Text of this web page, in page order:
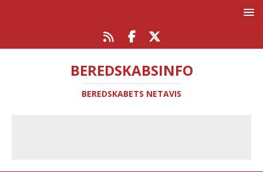
BEREDSKABSINFO
BEREDSKABETS NETAVIS